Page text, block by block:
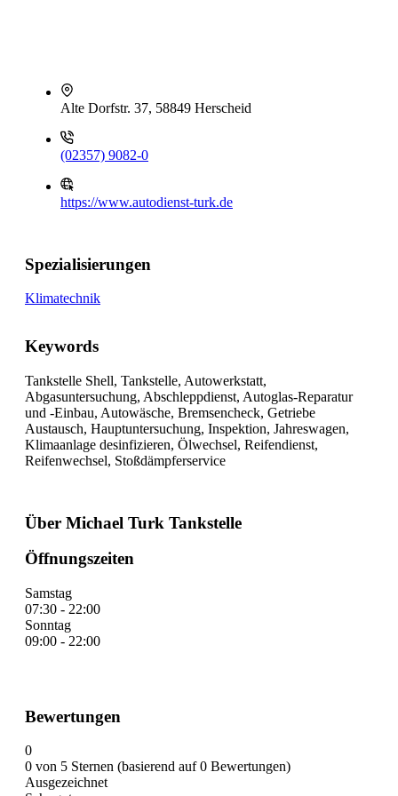
Alte Dorfstr. 37, 58849 Herscheid
(02357) 9082-0
https://www.autodienst-turk.de
Spezialisierungen
Klimatechnik
Keywords
Tankstelle Shell, Tankstelle, Autowerkstatt,
Abgasuntersuchung, Abschleppdienst, Autoglas-Reparatur
und -Einbau, Autowäsche, Bremsencheck, Getriebe
Austausch, Hauptuntersuchung, Inspektion, Jahreswagen,
Klimaanlage desinfizieren, Ölwechsel, Reifendienst,
Reifenwechsel, Stoßdämpferservice
Über Michael Turk Tankstelle
Öffnungszeiten
Samstag
07:30 - 22:00
Sonntag
09:00 - 22:00
Bewertungen
0
0 von 5 Sternen (basierend auf 0 Bewertungen)
Ausgezeichnet